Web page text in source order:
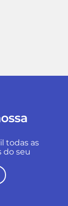
todas as
do seu